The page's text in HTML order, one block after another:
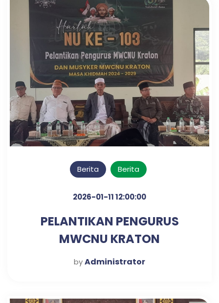
Berita Berita
2026-01-11 12:00:00
PELANTIKAN PENGURUS
MWCNU KRATON
byAdministrator